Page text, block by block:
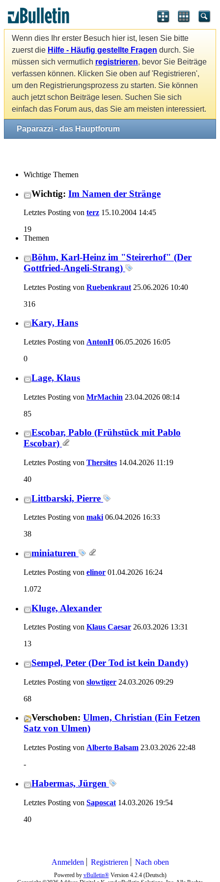
Wenn dies Ihr erster Besuch hier ist, lesen Sie bitte
zuerst die Hilfe - Häufig gestellte Fragen durch. Sie
müssen sich vermutlich registrieren, bevor Sie Beiträge
verfassen können. Klicken Sie oben auf 'Registrieren',
um den Registrierungsprozess zu starten. Sie können
auch jetzt schon Beiträge lesen. Suchen Sie sich
einfach das Forum aus, das Sie am meisten interessiert.
Paparazzi - das Hauptforum
Wichtige Themen
Wichtig: Im Namen der Stränge
Letztes Posting von terz 15.10.2004 14:45
19
Themen
Böhm, Karl-Heinz im "Steirerhof" (Der
Gottfried-Angeli-Strang)
Letztes Posting von Ruebenkraut 25.06.2026 10:40
316
Kary, Hans
Letztes Posting von AntonH06.05.2026 16:05
0
Lage, Klaus
Letztes Posting von MrMachin 23.04.2026 08:14
85
Escobar, Pablo (Frühstück mit Pablo
Escobar)
Letztes Posting von Thersites 14.04.2026 11:19
40
Littbarski, Pierre
Letztes Posting von maki06.04.2026 16:33
38
miniaturen
Letztes Posting von elinor 01.04.2026 16:24
1.072
Kluge, Alexander
Letztes Posting von Klaus Caesar 26.03.2026 13:31
13
Sempel, Peter (Der Tod ist kein Dandy)
Letztes Posting von slowtiger 24.03.2026 09:29
68
Verschoben: Ulmen, Christian (Ein Fetzen
Satz von Ulmen)
Letztes Posting von Alberto Balsam 23.03.2026 22:48
-
Habermas, Jürgen
Letztes Posting von Saposcat 14.03.2026 19:54
40
Anmelden Registrieren Nach oben
Powered by vBulletin®Version 4.2.4 (Deutsch)